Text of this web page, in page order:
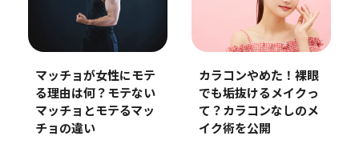
マッチョが女性にモテ
る理由は何？モテない
マッチョとモテるマッ
チョの違い
カラコンやめた！裸眼
でも垢抜けるメイクっ
て？カラコンなしのメ
イク術を公開